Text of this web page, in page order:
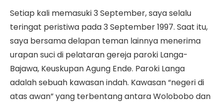
Setiap kali memasuki 3 September, saya selalu
teringat peristiwa pada 3 September 1997. Saat itu,
saya bersama delapan teman lainnya menerima
urapan suci di pelataran gereja paroki Langa-
Bajawa, Keuskupan Agung Ende. Paroki Langa
adalah sebuah kawasan indah. Kawasan “negeri di
atas awan” yang terbentang antara Wolobobo dan